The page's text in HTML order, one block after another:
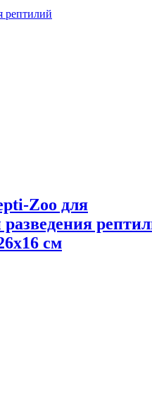
рептилий
Zoo для
см